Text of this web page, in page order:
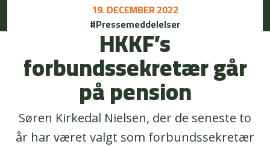
19. DECEMBER 2022
#Pressemeddelelser
HKKF’s
forbundssekretær går
på pension
Søren Kirkedal Nielsen, der de seneste to
år har været valgt som forbundssekretær